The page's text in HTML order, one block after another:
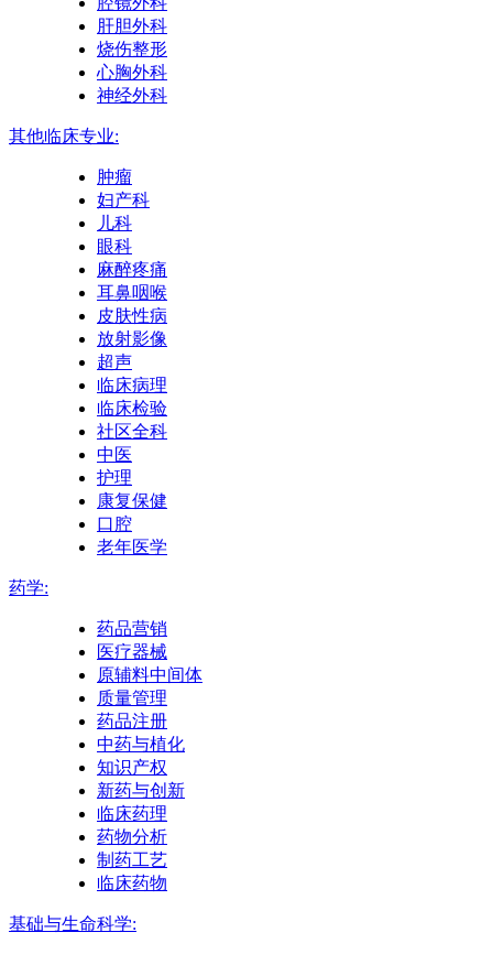
肝胆外科
烧伤整形
心胸外科
神经外科
其他临床专业:
肿瘤
妇产科
儿科
眼科
麻醉疼痛
耳鼻咽喉
皮肤性病
放射影像
超声
临床病理
临床检验
社区全科
中医
护理
康复保健
口腔
老年医学
药学:
药品营销
医疗器械
原辅料中间体
质量管理
药品注册
中药与植化
知识产权
新药与创新
临床药理
药物分析
制药工艺
临床药物
基础与生命科学: